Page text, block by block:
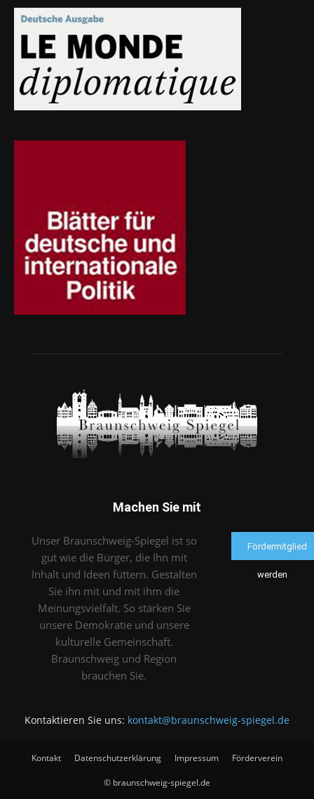
Machen Sie mit
Unser Braunschweig-Spiegel ist so
gut wie die Bürger, die Ihn mit
Inhalt und Ideen füttern. Gestalten
Sie ihn mit und mit ihm die
Meinungsvielfalt. So stärken Sie
unsere Demokratie und unsere
kulturelle Gemeinschaft.
Braunschweig und Region
brauchen Sie.
Fördermitglied
werden
Kontaktieren Sie uns: kontakt@braunschweig-spiegel.de
Kontakt Datenschutzerklärung Impressum Förderverein
© braunschweig-spiegel.de